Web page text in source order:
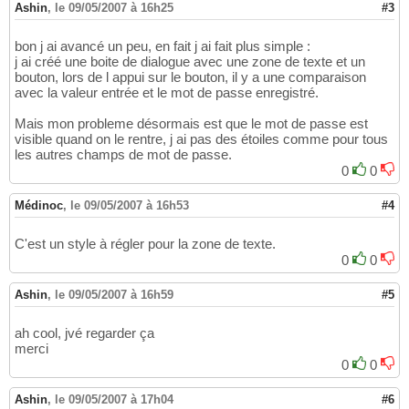
Ashin, le 09/05/2007 à 16h25 #3
bon j ai avancé un peu, en fait j ai fait plus simple :
j ai créé une boite de dialogue avec une zone de texte et un
bouton, lors de l appui sur le bouton, il y a une comparaison
avec la valeur entrée et le mot de passe enregistré.
Mais mon probleme désormais est que le mot de passe est
visible quand on le rentre, j ai pas des étoiles comme pour tous
les autres champs de mot de passe.
0
0
Médinoc, le 09/05/2007 à 16h53 #4
C'est un style à régler pour la zone de texte.
0
0
Ashin, le 09/05/2007 à 16h59 #5
ah cool, jvé regarder ça
merci
0
0
Ashin, le 09/05/2007 à 17h04 #6